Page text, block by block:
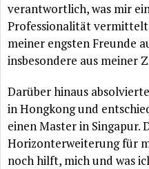
verantwortlich, was mir
Professionalität
meiner engsten Freunde
insbesondere aus meiner
Darüber hinaus
in Hongkong und
einen Master in Singapur.
Horizonterweiterung für
noch hilft, mich und was